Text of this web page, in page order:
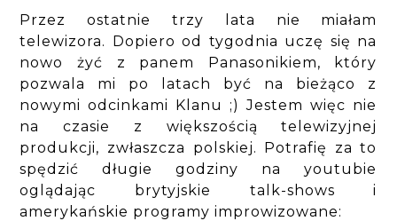
Przez ostatnie trzy lata nie miałam
telewizora. Dopiero od tygodnia uczę się na
nowo żyć z panem Panasonikiem, który
pozwala mi po latach być na bieżąco z
nowymi odcinkami Klanu ;) Jestem więc nie
na czasie z większością telewizyjnej
produkcji, zwłaszcza polskiej. Potrafię za to
spędzić długie godziny na youtubie
oglądając brytyjskie talk-shows i
amerykańskie programy improwizowane: